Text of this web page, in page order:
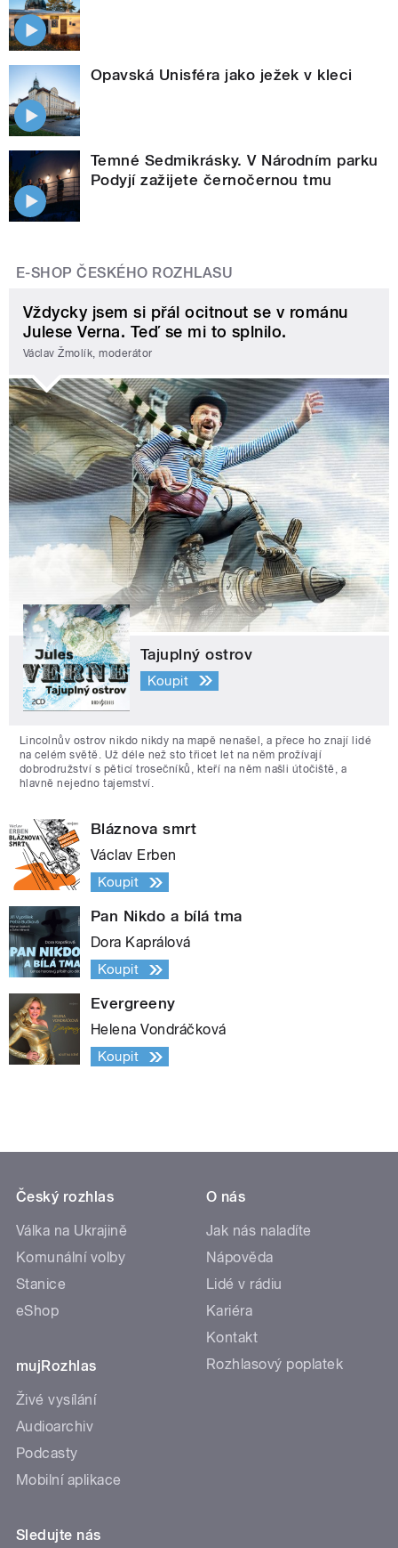
Opavská Unisféra jako ježek v kleci
Temné Sedmikrásky. V Národním parku
Podyjí zažijete černočernou tmu
E-SHOP ČESKÉHO ROZHLASU
Vždycky jsem si přál ocitnout se v románu
Julese Verna. Teď se mi to splnilo.
Václav Žmolík, moderátor
Tajuplný ostrov
Koupit
Lincolnův ostrov nikdo nikdy na mapě nenašel, a přece ho znají lidé
na celém světě. Už déle než sto třicet let na něm prožívají
dobrodružství s pěticí trosečníků, kteří na něm našli útočiště, a
hlavně nejedno tajemství.
Bláznova smrt
Václav Erben
Koupit
Pan Nikdo a bílá tma
Dora Kaprálová
Koupit
Evergreeny
Helena Vondráčková
Koupit
Český rozhlas
Válka na Ukrajině
Komunální volby
Stanice
eShop
mujRozhlas
Živé vysílání
Audioarchiv
Podcasty
Mobilní aplikace
O nás
Jak nás naladíte
Nápověda
Lidé v rádiu
Kariéra
Kontakt
Rozhlasový poplatek
Sledujte nás